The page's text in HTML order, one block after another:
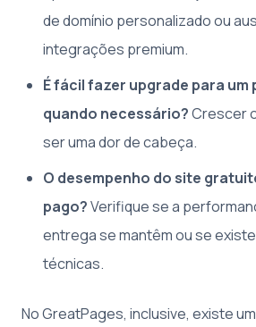
de domínio personalizado ou
integrações premium.
É fácil fazer upgrade para um
quando necessário?Crescer
ser uma dor de cabeça.
O desempenho do site
pago?Verifique se a
entrega se mantêm ou se
técnicas.
No GreatPages, inclusive, existe um